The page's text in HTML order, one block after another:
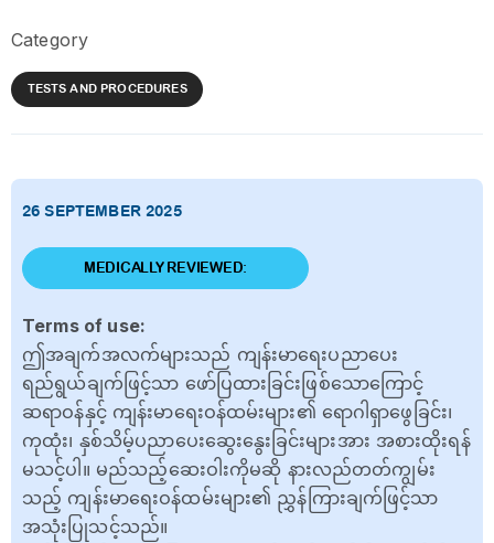
Category
TESTS AND PROCEDURES
26 SEPTEMBER 2025
MEDICALLY REVIEWED:
Terms of use:
ဤအချက်အလက်များသည် ကျန်းမာရေးပညာပေး
ရည်ရွယ်ချက်ဖြင့်သာ ဖော်ပြထားခြင်းဖြစ်သောကြောင့်
ဆရာဝန်နှင့် ကျန်းမာရေးဝန်ထမ်းများ၏ ရောဂါရှာဖွေခြင်း၊
ကုထုံး၊ နှစ်သိမ့်ပညာပေးဆွေးနွေးခြင်းများအား အစားထိုးရန်
မသင့်ပါ။ မည်သည့်ဆေးဝါးကိုမဆို နားလည်တတ်ကျွမ်း
သည့် ကျန်းမာရေးဝန်ထမ်းများ၏ ညွှန်ကြားချက်ဖြင့်သာ
အသုံးပြုသင့်သည်။